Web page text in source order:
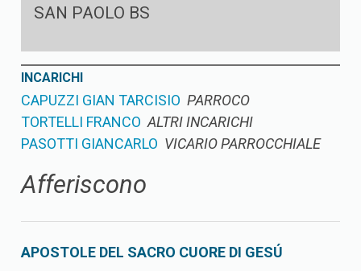
SAN PAOLO BS
INCARICHI
CAPUZZI GIAN TARCISIO PARROCO
TORTELLI FRANCO ALTRI INCARICHI
PASOTTI GIANCARLO VICARIO PARROCCHIALE
Afferiscono
APOSTOLE DEL SACRO CUORE DI GESÚ